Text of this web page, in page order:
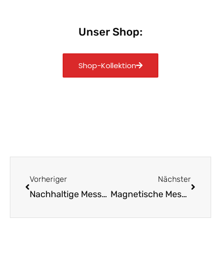
Unser Shop:
Shop-Kollektion
Vorheriger
Nachhaltige Messergriffe aus Olivenholz entdecken
Nächster
Magnetische Messerblöcke für mehr Ordnung in der Küche